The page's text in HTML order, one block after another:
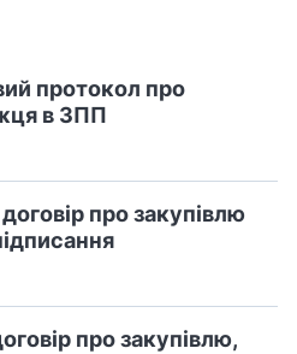
протокол про
в ЗПП
про закупівлю
про закупівлю,